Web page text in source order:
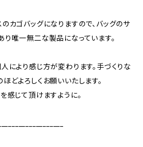
カゴバッグになりますので、バッグのサ
唯一無二な製品になっています。
により感じ方が変わります。手づくりな
どよろしくお願いいたします。
感じて頂けますように。